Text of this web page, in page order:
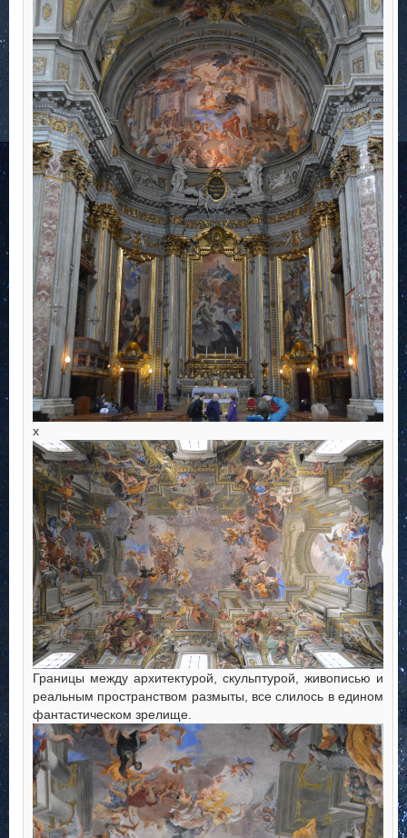
х
Границы между архитектурой, скульптурой, живописью и
реальным пространством размыты, все слилось в едином
фантастическом зрелище.